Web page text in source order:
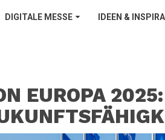
DIGITALE MESSE IDEEN &
EUROPA